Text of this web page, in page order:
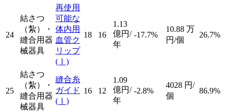
24
結さつ
（紮）・
縫合用器
械器具
再使用
可能な
体内用
血管ク
リップ
(Ⅰ)
18 16
1.13
億円/
年
-17.7%
10.88 万
円/個
26.7%
25
結さつ
（紮）・
縫合用器
械器具
縫合糸
ガイド
(Ⅰ)
16 12
1.09
億円/
年
-2.8%
4028 円/
個
86.9%